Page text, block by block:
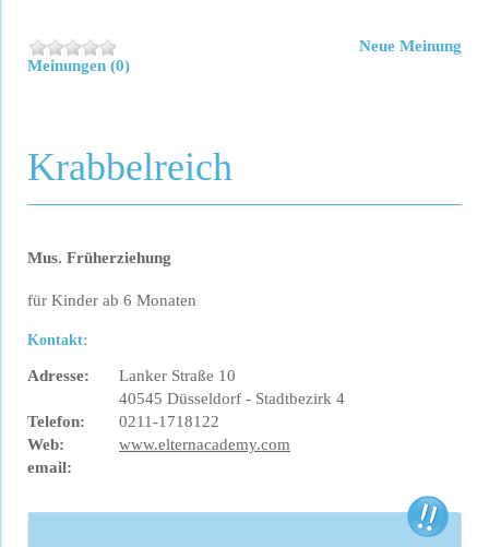
Meinungen (0)
Neue Meinung
Krabbelreich
Mus. Früherziehung
für Kinder ab 6 Monaten
Kontakt:
Adresse:
Lanker Straße 10
40545 Düsseldorf - Stadtbezirk 4
Telefon:
0211-1718122
Web:
www.elternacademy.com
email: